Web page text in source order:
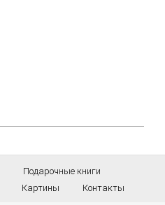
Подарочные книги
Картины Контакты